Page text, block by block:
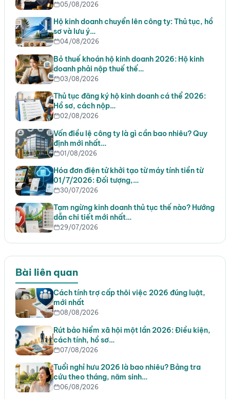
05/08/2026
Hộ kinh doanh chuyển lên công ty: Thủ tục, hồ
sơ và lưu ý…
04/08/2026
Bỏ thuế khoán hộ kinh doanh 2026: Hộ kinh
doanh phải nộp thuế thế…
03/08/2026
Thủ tục đăng ký hộ kinh doanh cá thể 2026:
Hồ sơ, cách nộp…
02/08/2026
Vốn điều lệ công ty là gì cần bao nhiêu? Quy
định mới nhất…
01/08/2026
Hóa đơn điện tử khởi tạo từ máy tính tiền từ
01/7/2026: Đối tượng,…
30/07/2026
Tạm ngừng kinh doanh thủ tục thế nào? Hướng
dẫn chi tiết mới nhất…
29/07/2026
Bài liên quan
Cách tính trợ cấp thôi việc 2026 đúng luật,
mới nhất
08/08/2026
Rút bảo hiểm xã hội một lần 2026: Điều kiện,
cách tính, hồ sơ…
07/08/2026
Tuổi nghỉ hưu 2026 là bao nhiêu? Bảng tra
cứu theo tháng, năm sinh…
06/08/2026